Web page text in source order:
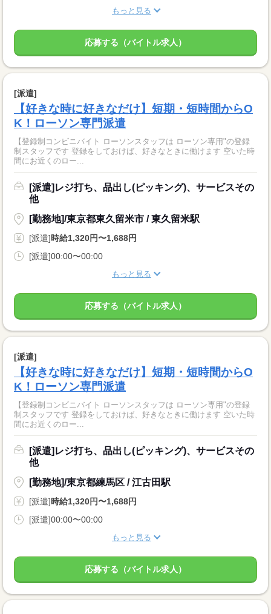
もっと見る
応募する（バイトル求人）
[派遣]
【好きな時に好きなだけ】短期・短時間からO
K！ローソン専門派遣
【登録制コンビニバイト ローソンスタッフは ローソン専用"の登録
制スタッフです 登録をしておけば、好きなときに働けます 空いた時
間にお近くのロー...
[派遣]レジ打ち、品出し(ピッキング)、サービスその
他
[勤務地]/東京都東久留米市 / 東久留米駅
[派遣]時給1,320円〜1,688円
[派遣]00:00〜00:00
もっと見る
応募する（バイトル求人）
[派遣]
【好きな時に好きなだけ】短期・短時間からO
K！ローソン専門派遣
【登録制コンビニバイト ローソンスタッフは ローソン専用"の登録
制スタッフです 登録をしておけば、好きなときに働けます 空いた時
間にお近くのロー...
[派遣]レジ打ち、品出し(ピッキング)、サービスその
他
[勤務地]/東京都練馬区 / 江古田駅
[派遣]時給1,320円〜1,688円
[派遣]00:00〜00:00
もっと見る
応募する（バイトル求人）